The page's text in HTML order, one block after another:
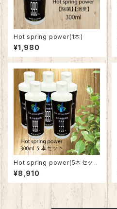
Hot spring power(1本)
¥1,980
Hot spring power(5本セット)
10%OFF
¥8,910